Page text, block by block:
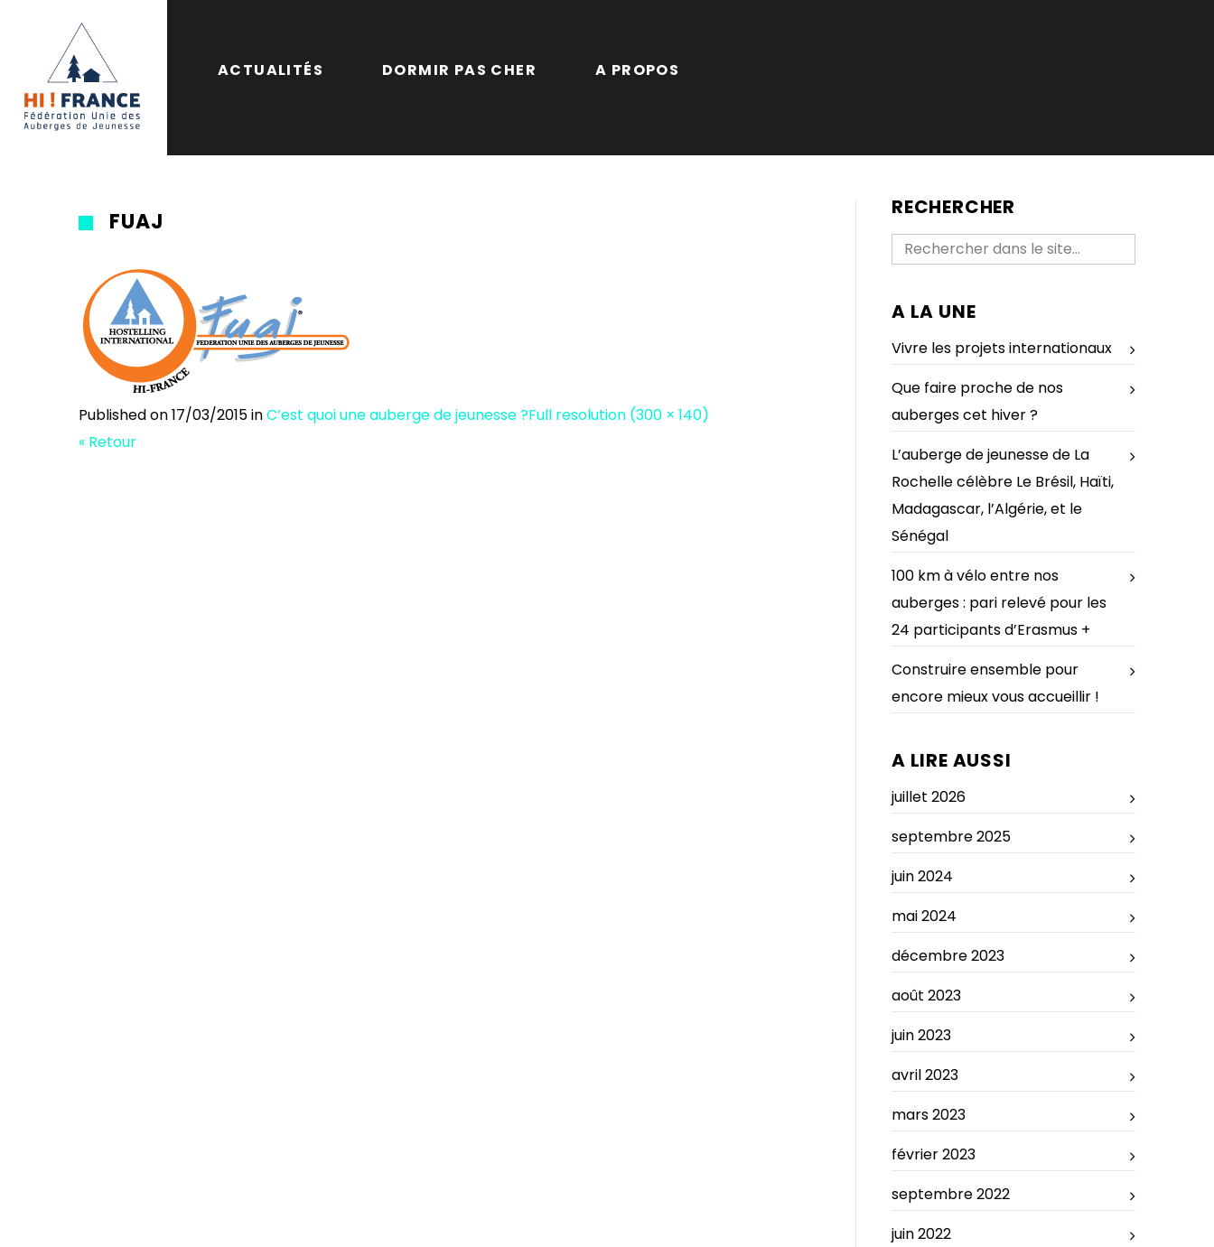
ACTUALITÉS DORMIR PAS CHER A PROPOS
FUAJ
Published on17/03/2015inC’est quoi une auberge de jeunesse ?Full resolution (300 × 140)
« Retour
RECHERCHER
A LA UNE
Vivre les projets internationaux
Que faire proche de nos
auberges cet hiver ?
L’auberge de jeunesse de La
Rochelle célèbre Le Brésil, Haïti,
Madagascar, l’Algérie, et le
Sénégal
100 km à vélo entre nos
auberges : pari relevé pour les
24 participants d’Erasmus +
Construire ensemble pour
encore mieux vous accueillir !
A LIRE AUSSI
juillet 2026
septembre 2025
juin 2024
mai 2024
décembre 2023
août 2023
juin 2023
avril 2023
mars 2023
février 2023
septembre 2022
juin 2022